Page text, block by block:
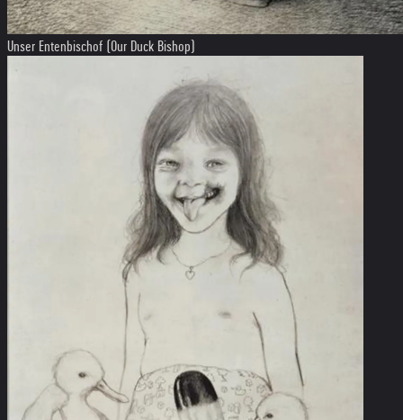
Unser Entenbischof (Our Duck Bishop)